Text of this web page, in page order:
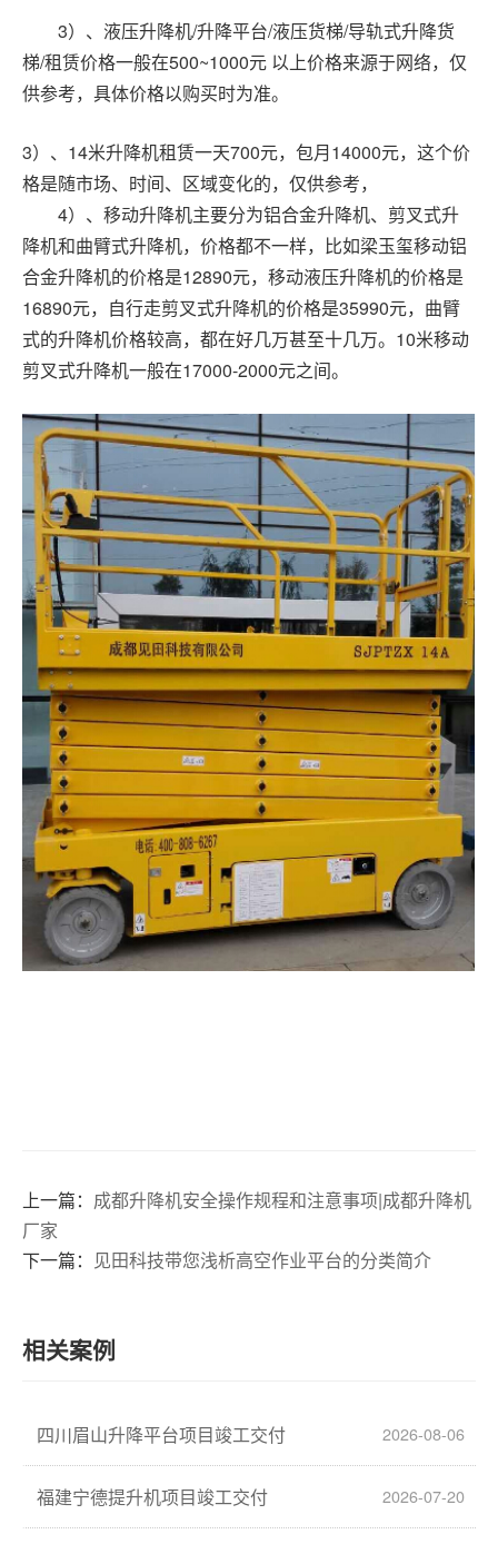
3）、液压升降机/升降平台/液压货梯/导轨式升降货
梯/租赁价格一般在500~1000元 以上价格来源于网络，仅
供参考，具体价格以购买时为准。
3）、14米升降机租赁一天700元，包月14000元，这个价
格是随市场、时间、区域变化的，仅供参考，
4）、移动升降机主要分为铝合金升降机、剪叉式升
降机和曲臂式升降机，价格都不一样，比如梁玉玺移动铝
合金升降机的价格是12890元，移动液压升降机的价格是
16890元，自行走剪叉式升降机的价格是35990元，曲臂
式的升降机价格较高，都在好几万甚至十几万。10米移动
剪叉式升降机一般在17000-2000元之间。
上一篇： 成都升降机安全操作规程和注意事项|成都升降机
厂家
下一篇： 见田科技带您浅析高空作业平台的分类简介
相关案例
四川眉山升降平台项目竣工交付 2026-08-06
福建宁德提升机项目竣工交付 2026-07-20